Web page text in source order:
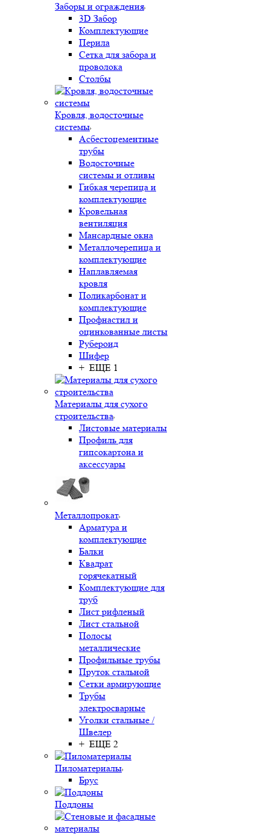
Заборы и ограждения
3D Забор
Комплектующие
Перила
Сетка для забора и
проволока
Столбы
Кровля, водосточные
системы
Асбестоцементные
трубы
Водосточные
системы и отливы
Гибкая черепица и
комплектующие
Кровельная
вентиляция
Мансардные окна
Металлочерепица и
комплектующие
Наплавляемая
кровля
Поликарбонат и
комплектующие
Профнастил и
оцинкованные листы
Рубероид
Шифер
+ ЕЩЕ 1
Материалы для сухого
строительства
Листовые материалы
Профиль для
гипсокартона и
аксессуары
Металлопрокат
Арматура и
комплектующие
Балки
Квадрат
горячекатный
Комплектующие для
труб
Лист рифленый
Лист стальной
Полосы
металлические
Профильные трубы
Пруток стальной
Сетки армирующие
Трубы
электросварные
Уголки стальные /
Швелер
+ ЕЩЕ 2
Пиломатериалы
Брус
Поддоны